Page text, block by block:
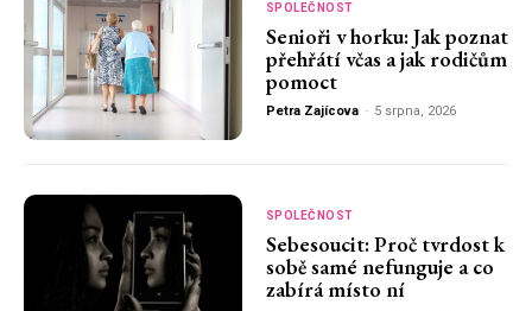
SPOLEČNOST
Senioři v horku: Jak poznat
přehřátí včas a jak rodičům
pomoct
Petra Zajícova - 5 srpna, 2026
SPOLEČNOST
Sebesoucit: Proč tvrdost k
sobě samé nefunguje a co
zabírá místo ní